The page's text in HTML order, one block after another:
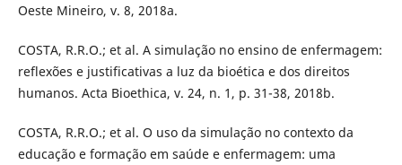
Oeste Mineiro, v. 8, 2018a.
COSTA, R.R.O.; et al. A simulação no ensino de enfermagem:
reflexões e justificativas a luz da bioética e dos direitos
humanos. Acta Bioethica, v. 24, n. 1, p. 31-38, 2018b.
COSTA, R.R.O.; et al. O uso da simulação no contexto da
educação e formação em saúde e enfermagem: uma